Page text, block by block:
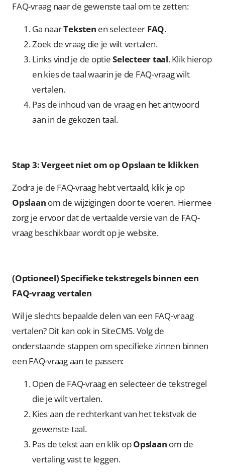
FAQ-vraag naar de gewenste taal om te zetten:
Ga naarTeksten en selecteer FAQ.
Zoek de vraag die je wilt vertalen.
Links vind je de optieSelecteer taal. Klik hierop
en kies de taal waarin je de FAQ-vraag wilt
vertalen.
Pas de inhoud van de vraag en het antwoord
aan in de gekozen taal.
Stap 3: Vergeet niet om op Opslaan te klikken
Zodra je de FAQ-vraag hebt vertaald, klik je op
Opslaan om de wijzigingen door te voeren. Hiermee
zorg je ervoor dat de vertaalde versie van de FAQ-
vraag beschikbaar wordt op je website.
(Optioneel) Specifieke tekstregels binnen een
FAQ-vraag vertalen
Wil je slechts bepaalde delen van een FAQ-vraag
vertalen? Dit kan ook in SiteCMS. Volg de
onderstaande stappen om specifieke zinnen binnen
een FAQ-vraag aan te passen:
Open de FAQ-vraag en selecteer de tekstregel
die je wilt vertalen.
Kies aan de rechterkant van het tekstvak de
gewenste taal.
Pas de tekst aan en klik opOpslaan om de
vertaling vast te leggen.